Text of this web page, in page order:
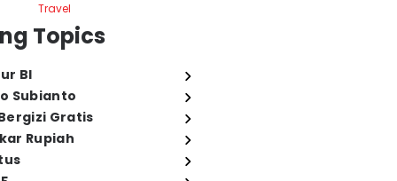
Travel
Topics
BI
Subianto
Gratis
Rupiah